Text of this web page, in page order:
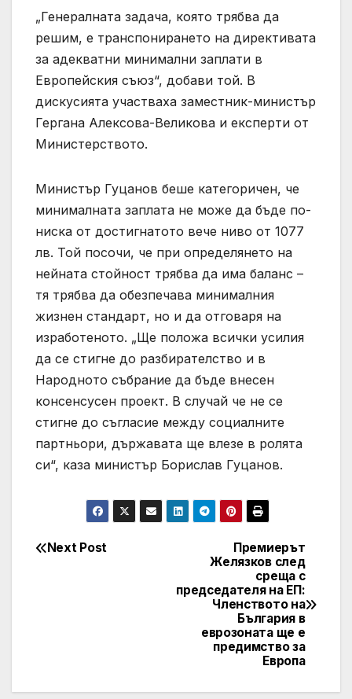
„Генералната задача, която трябва да
решим, е транспонирането на директивата
за адекватни минимални заплати в
Европейския съюз“, добави той. В
дискусията участваха заместник-министър
Гергана Алексова-Великова и експерти от
Министерството.
Министър Гуцанов беше категоричен, че
минималната заплата не може да бъде по-
ниска от достигнатото вече ниво от 1077
лв. Той посочи, че при определянето на
нейната стойност трябва да има баланс –
тя трябва да обезпечава минималния
жизнен стандарт, но и да отговаря на
изработеното. „Ще положа всички усилия
да се стигне до разбирателство и в
Народното събрание да бъде внесен
консенсусен проект. В случай че не се
стигне до съгласие между социалните
партньори, държавата ще влезе в ролята
си“, каза министър Борислав Гуцанов.
Post
Премиерът
Желязков след
среща с
председателя на ЕП:
Членството на
България в
еврозоната ще е
предимство за
Европа
Next Post